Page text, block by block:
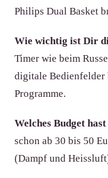
Philips Dual Basket
Wie wichtig ist Dir
Timer wie beim
digitale Bedienfelder
Programme.
Welches Budget hast
schon ab 30 bis 50
(Dampf und